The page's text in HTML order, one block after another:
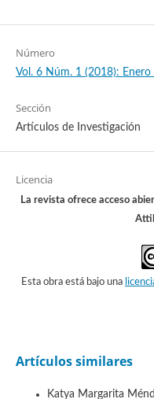
Número
Vol. 6 Núm. 1 (2018): Enero
Sección
Artículos de Investigación
Licencia
La revista ofrece acceso
Esta obra está bajo una
Artículos similares
Katya Margarita